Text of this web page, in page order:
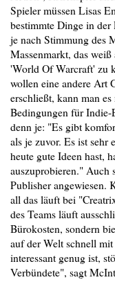
Spieler müssen Lisas
bestimmte Dinge in
je nach Stimmung des
Massenmarkt, das
'World Of Warcraft' zu
wollen eine andere Art
erschließt, kann man
Bedingungen für Indie-
denn je: "Es gibt
als je zuvor. Es ist sehr
heute gute Ideen hast,
auszuprobieren." Auch
Publisher angewiesen.
all das läuft bei
des Teams läuft
Bürokosten, sondern
auf der Welt schnell
interessant genug ist,
Verbündete", sagt